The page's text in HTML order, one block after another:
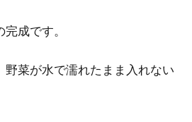
的に、味噌などの発酵食品は身体にいいと
で簡単...
成です。
野菜が水で濡れたまま入れない